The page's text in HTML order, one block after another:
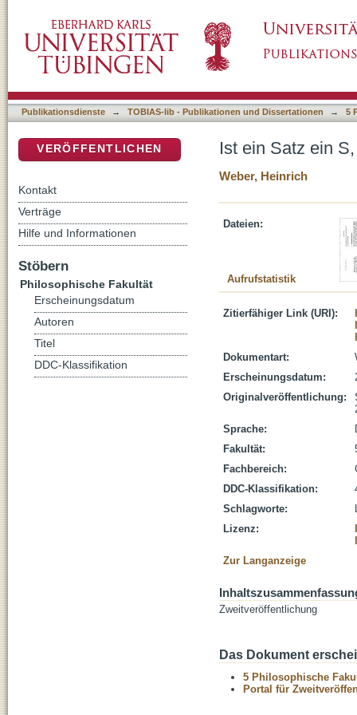
Publikationsdienste → TOBIAS-lib - Publikationen und Dissertationen → 5
Ist ein Satz ein
Weber, Heinrich
Dateien:
Aufrufstatistik
Zitierfähiger Link (URI):
Dokumentart:
Erscheinungsdatum:
Originalveröffentlichung:
Sprache:
Fakultät:
Fachbereich:
DDC-Klassifikation:
Schlagworte:
Lizenz:
Zur Langanzeige
Zweitveröffentlichung
Das Dokument
5 Philosophische
Portal für
VERÖFFENTLICHEN
Kontakt
Verträge
Hilfe und Informationen
Stöbern
Philosophische Fakultät
Erscheinungsdatum
Autoren
Titel
DDC-Klassifikation